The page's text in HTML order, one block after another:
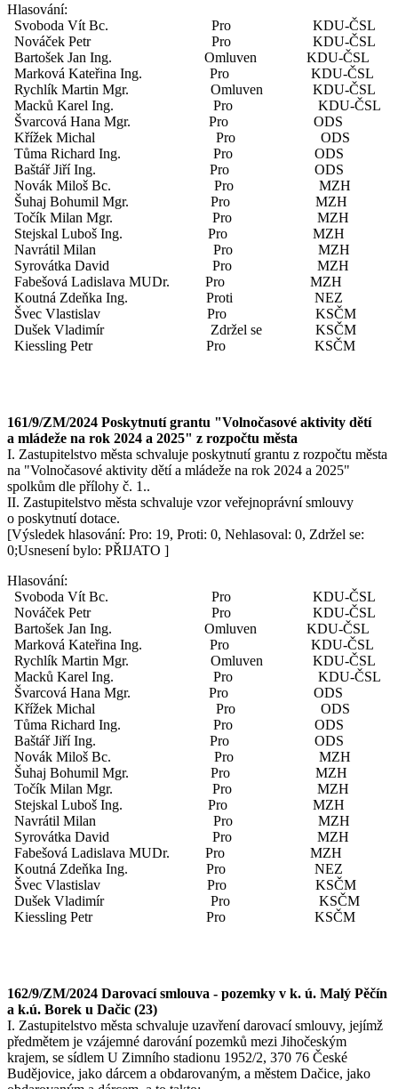
Hlasování:
Svoboda Vít Bc. Pro KDU-ČSL
Nováček Petr Pro KDU-ČSL
Bartošek Jan Ing. Omluven KDU-ČSL
Marková Kateřina Ing. Pro KDU-ČSL
Rychlík Martin Mgr. Omluven KDU-ČSL
Macků Karel Ing. Pro KDU-ČSL
Švarcová Hana Mgr. Pro ODS
Křížek Michal Pro ODS
Tůma Richard Ing. Pro ODS
Baštář Jiří Ing. Pro ODS
Novák Miloš Bc. Pro MZH
Šuhaj Bohumil Mgr. Pro MZH
Točík Milan Mgr. Pro MZH
Stejskal Luboš Ing. Pro MZH
Navrátil Milan Pro MZH
Syrovátka David Pro MZH
Fabešová Ladislava MUDr. Pro MZH
Koutná Zdeňka Ing. Proti NEZ
Švec Vlastislav Pro KSČM
Dušek Vladimír Zdržel se KSČM
Kiessling Petr Pro KSČM
161/9/ZM/2024 Poskytnutí grantu "Volnočasové aktivity dětí
a mládeže na rok 2024 a 2025" z rozpočtu města
I. Zastupitelstvo města schvaluje poskytnutí grantu z rozpočtu města
na "Volnočasové aktivity dětí a mládeže na rok 2024 a 2025"
spolkům dle přílohy č. 1..
II. Zastupitelstvo města schvaluje vzor veřejnoprávní smlouvy
o poskytnutí dotace.
[Výsledek hlasování: Pro: 19, Proti: 0, Nehlasoval: 0, Zdržel se:
0;Usnesení bylo: PŘIJATO ]
Hlasování:
Svoboda Vít Bc. Pro KDU-ČSL
Nováček Petr Pro KDU-ČSL
Bartošek Jan Ing. Omluven KDU-ČSL
Marková Kateřina Ing. Pro KDU-ČSL
Rychlík Martin Mgr. Omluven KDU-ČSL
Macků Karel Ing. Pro KDU-ČSL
Švarcová Hana Mgr. Pro ODS
Křížek Michal Pro ODS
Tůma Richard Ing. Pro ODS
Baštář Jiří Ing. Pro ODS
Novák Miloš Bc. Pro MZH
Šuhaj Bohumil Mgr. Pro MZH
Točík Milan Mgr. Pro MZH
Stejskal Luboš Ing. Pro MZH
Navrátil Milan Pro MZH
Syrovátka David Pro MZH
Fabešová Ladislava MUDr. Pro MZH
Koutná Zdeňka Ing. Pro NEZ
Švec Vlastislav Pro KSČM
Dušek Vladimír Pro KSČM
Kiessling Petr Pro KSČM
162/9/ZM/2024 Darovací smlouva - pozemky v k. ú. Malý Pěčín
a k.ú. Borek u Dačic (23)
I. Zastupitelstvo města schvaluje uzavření darovací smlouvy, jejímž
předmětem je vzájemné darování pozemků mezi Jihočeským
krajem, se sídlem U Zimního stadionu 1952/2, 370 76 České
Budějovice, jako dárcem a obdarovaným, a městem Dačice, jako